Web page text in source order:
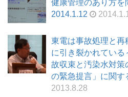
健康管理のあり方を
2014.1.12
東電は事故処理と
に引き裂かれてい
故収束と汚染水対策
の緊急提言」に関す
2013.8.28